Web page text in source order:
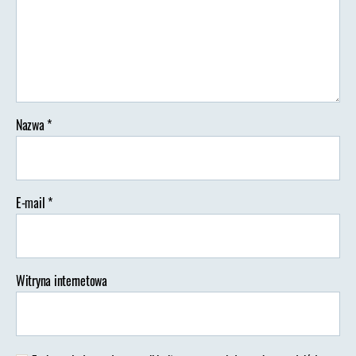
Nazwa*
E-mail*
Witryna internetowa